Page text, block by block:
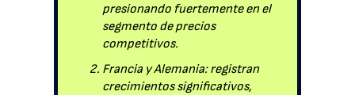
presionando fuertemente en el
segmento de precios
competitivos.
Francia y Alemania: registran
crecimientos significativos,